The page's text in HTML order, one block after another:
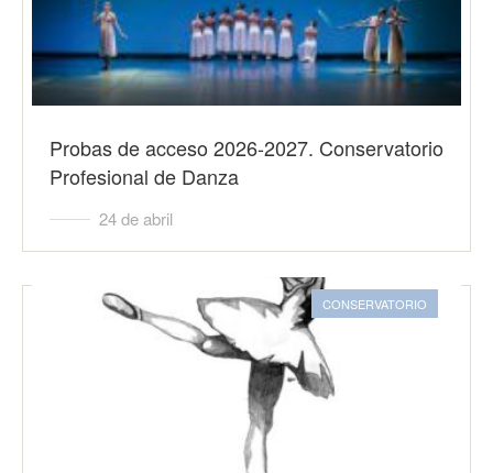
Probas de acceso 2026-2027. Conservatorio
Profesional de Danza
24 de abril
CONSERVATORIO